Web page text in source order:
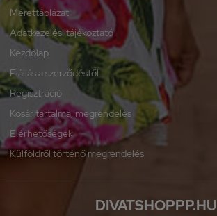
Mérettáblázat
Adatkezelési tájékoztató
Kezdőlap
Elállás a szerződéstől
Regisztráció
Kosár tartalma, megrendelés
Elérhetőségek
Külföldről történő megrendelés
DIVATSHOPPP.HU